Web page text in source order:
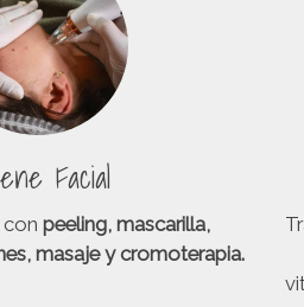
Facial
con peeling, mascarilla,
masaje y cromoterapia.